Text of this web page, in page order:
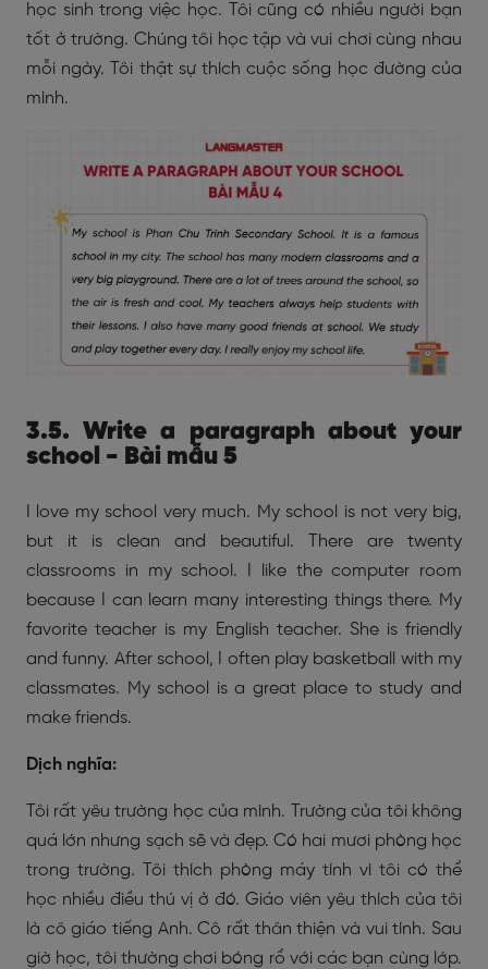
học sinh trong việc học. Tôi cũng có nhiều người bạn
tốt ở trường. Chúng tôi học tập và vui chơi cùng nhau
mỗi ngày. Tôi thật sự thích cuộc sống học đường của
mình.
3.5. Write a paragraph about your
school - Bài mẫu 5
I love my school very much. My school is not very big,
but it is clean and beautiful. There are twenty
classrooms in my school. I like the computer room
because I can learn many interesting things there. My
favorite teacher is my English teacher. She is friendly
and funny. After school, I often play basketball with my
classmates. My school is a great place to study and
make friends.
Dịch nghĩa:
Tôi rất yêu trường học của mình. Trường của tôi không
quá lớn nhưng sạch sẽ và đẹp. Có hai mươi phòng học
trong trường. Tôi thích phòng máy tính vì tôi có thể
học nhiều điều thú vị ở đó. Giáo viên yêu thích của tôi
là cô giáo tiếng Anh. Cô rất thân thiện và vui tính. Sau
giờ học, tôi thường chơi bóng rổ với các bạn cùng lớp.